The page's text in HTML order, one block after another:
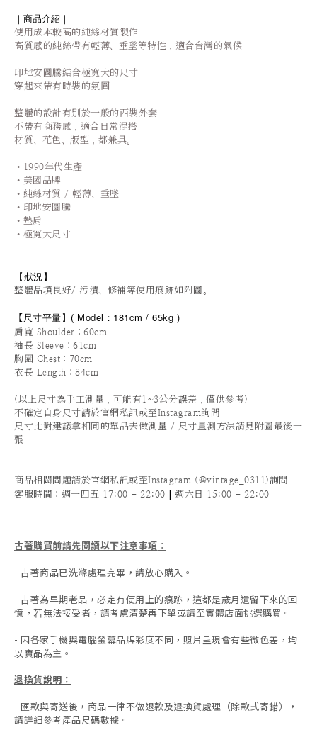
｜商品介紹｜
使用成本較高的純絲材質製作
高質感的純絲帶有輕薄、垂墜等特性，適合台灣的氣候
印地安圖騰結合極寬大的尺寸
穿起來帶有時裝的氛圍
整體的設計有別於一般的西裝外套
不帶有商務感，適合日常混搭
材質、花色、版型，都兼具。
•1990年代生產
• 美國品牌
•純絲材質 / 輕薄、垂墜
•印地安圖騰
•墊肩
•極寬大尺寸
【狀況】
整體品項良好/ 污漬、修補等使用痕跡如附圖。
【 尺寸平量】 ( Model：181cm / 65kg )
肩寬 Shoulder：60cm
袖長 Sleeve：61cm
胸圍 Chest：70cm
衣長 Length：84cm
(以上尺寸為手工測量，可能有1~3公分誤差，僅供參考)
不確定自身尺寸請於官網私訊或至Instagram詢問
尺寸比對建議拿相同的單品去做測量 / 尺寸量測方法請見附圖最後一
張
商品相關問題請於官網私訊或至Instagram (@vintage_0311)詢問
客服時間 ：週一四五 17:00 - 22:00 | 週六日 15:00 - 22:00
古著購買前請先閱讀以下注意事項 ：
- 古著商品已洗滌處理完畢，請放心購入。
- 古著為早期老品，必定有使用上的痕跡，這都是歲月遺留下來的回
憶，若無法接受者，請考慮清楚再下單或請至實體店面挑選購買。
- 因各家手機與電腦螢幕品牌彩度不同，照片呈現會有些微色差，均
以實品為主。
退換貨說明：
- 匯款與寄送後，商品一律不做退款及退換貨處理（除款式寄錯），
請詳細參考產品尺碼數據 。